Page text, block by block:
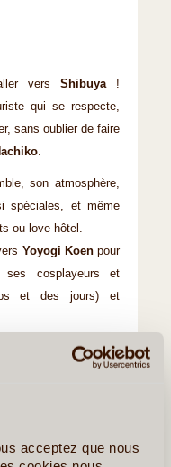
acceptez que nous
vers Shibuya!
qui se respecte,
sans oublier de faire
.
son atmosphère,
spéciales, et même
ou love hôtel.
Yoyogi Koenpour
ses cosplayeurs et
et des jours) et
Takeshita Doriet
pour finir notre
Taro d'Aoyama).